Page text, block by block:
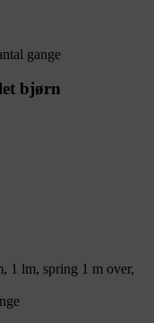
gange
bjørn
1 lm, spring 1 m over,